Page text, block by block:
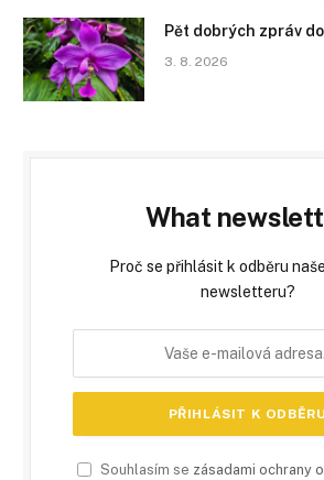
Pět dobrých zpráv
3. 8. 2026
What
Proč se přihlásit k odběru
newsletteru?
Souhlasím se zásadami ochrany